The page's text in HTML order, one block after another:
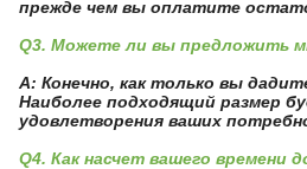
прежде чем вы оплатите
Q3. Можете ли вы предложить
A: Конечно, как только вы
Наиболее подходящий размер
удовлетворения ваших
Q4. Как насчет вашего времени